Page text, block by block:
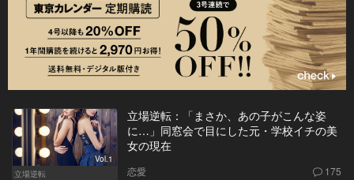
Vol.1
立場逆転
立場逆転：「まさか、あの子がこんな姿
に…」同窓会で目にした元・学校イチの美
女の現在
恋愛 175